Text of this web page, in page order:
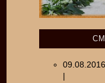
09.08.2016
|